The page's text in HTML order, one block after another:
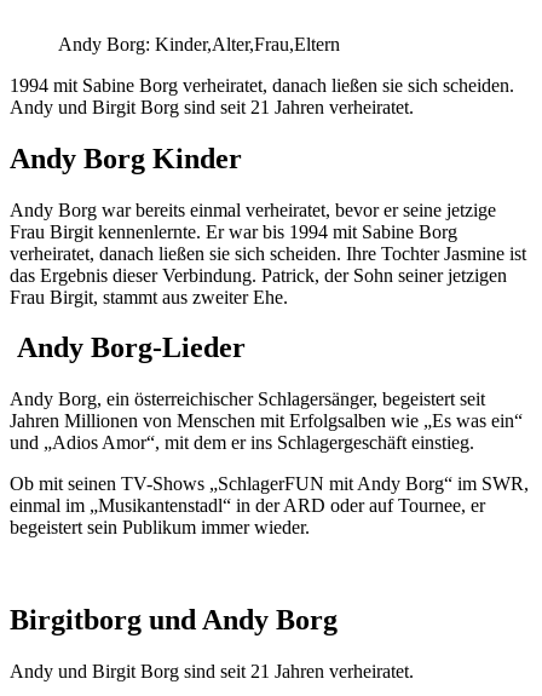
Andy Borg: Kinder,Alter,Frau,Eltern
1994 mit Sabine Borg verheiratet, danach ließen sie sich scheiden.
Andy und Birgit Borg sind seit 21 Jahren verheiratet.
Andy Borg Kinder
Andy Borg war bereits einmal verheiratet, bevor er seine jetzige
Frau Birgit kennenlernte. Er war bis 1994 mit Sabine Borg
verheiratet, danach ließen sie sich scheiden. Ihre Tochter Jasmine ist
das Ergebnis dieser Verbindung. Patrick, der Sohn seiner jetzigen
Frau Birgit, stammt aus zweiter Ehe.
Andy Borg-Lieder
Andy Borg, ein österreichischer Schlagersänger, begeistert seit
Jahren Millionen von Menschen mit Erfolgsalben wie „Es was ein“
und „Adios Amor“, mit dem er ins Schlagergeschäft einstieg.
Ob mit seinen TV-Shows „SchlagerFUN mit Andy Borg“ im SWR,
einmal im „Musikantenstadl“ in der ARD oder auf Tournee, er
begeistert sein Publikum immer wieder.
Birgitborg und Andy Borg
Andy und Birgit Borg sind seit 21 Jahren verheiratet.